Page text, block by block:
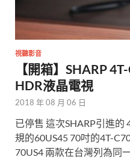
視聽影音
【開箱】SHARP
HDR液晶電視
2018 年 08 月 06 日
已停售 這次SHARP引進的
規的60US45 70吋的4T-
70US4 兩款在台灣列為同